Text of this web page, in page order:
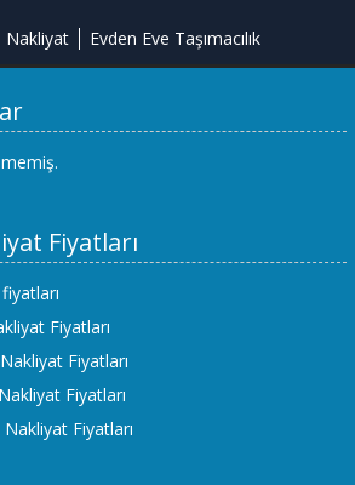
Nakliyat Evden Eve Taşımacılık
Fiyatları
Fiyatları
Fiyatları
Fiyatları
Fiyatları